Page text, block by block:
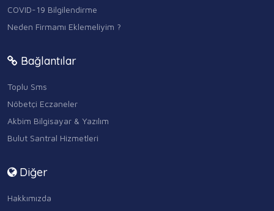
COVID-19 Bilgilendirme
Neden Firmamı Eklemeliyim ?
Bağlantılar
Toplu Sms
Nöbetçi Eczaneler
Akbim Bilgisayar & Yazılım
Bulut Santral Hizmetleri
Diğer
Hakkımızda